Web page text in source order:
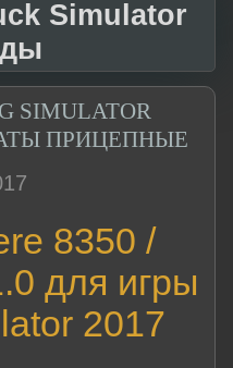
Simulator
SIMULATOR
ПРИЦЕПНЫЕ
8350 /
для игры
2017